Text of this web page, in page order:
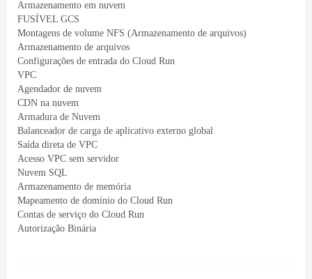
Armazenamento em nuvem
FUSÍVEL GCS
Montagens de volume NFS (Armazenamento de arquivos)
Armazenamento de arquivos
Configurações de entrada do Cloud Run
VPC
Agendador de nuvem
CDN na nuvem
Armadura de Nuvem
Balanceador de carga de aplicativo externo global
Saída direta de VPC
Acesso VPC sem servidor
Nuvem SQL
Armazenamento de memória
Mapeamento de domínio do Cloud Run
Contas de serviço do Cloud Run
Autorização Binária